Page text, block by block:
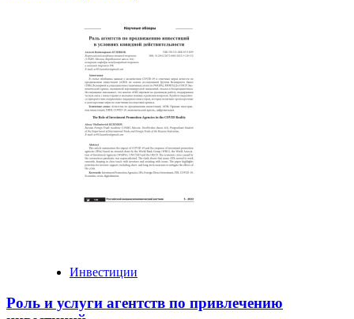
Инвестиции
Роль и услуги агентств по привлечению